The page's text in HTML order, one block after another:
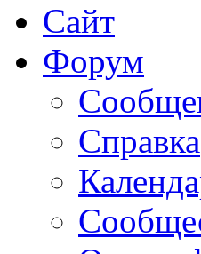
Сайт
Форум
Справка